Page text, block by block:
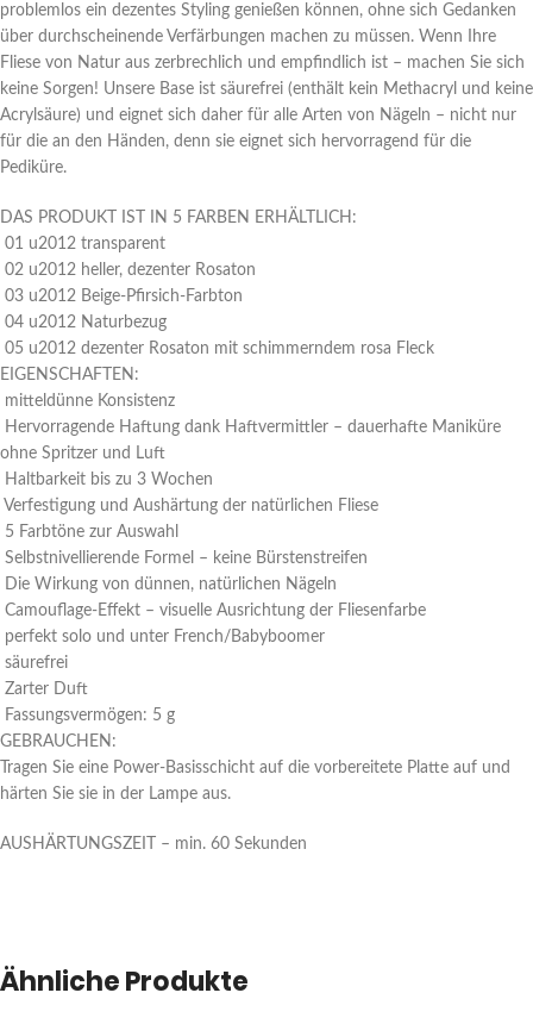
problemlos ein dezentes Styling genießen können, ohne sich Gedanken
über durchscheinende Verfärbungen machen zu müssen. Wenn Ihre
Fliese von Natur aus zerbrechlich und empfindlich ist – machen Sie sich
keine Sorgen! Unsere Base ist säurefrei (enthält kein Methacryl und keine
Acrylsäure) und eignet sich daher für alle Arten von Nägeln – nicht nur
für die an den Händen, denn sie eignet sich hervorragend für die
Pediküre.
DAS PRODUKT IST IN 5 FARBEN ERHÄLTLICH:
01 u2012 transparent
02 u2012 heller, dezenter Rosaton
03 u2012 Beige-Pfirsich-Farbton
04 u2012 Naturbezug
05 u2012 dezenter Rosaton mit schimmerndem rosa Fleck
EIGENSCHAFTEN:
mitteldünne Konsistenz
Hervorragende Haftung dank Haftvermittler – dauerhafte Maniküre
ohne Spritzer und Luft
Haltbarkeit bis zu 3 Wochen
Verfestigung und Aushärtung der natürlichen Fliese
5 Farbtöne zur Auswahl
Selbstnivellierende Formel – keine Bürstenstreifen
Die Wirkung von dünnen, natürlichen Nägeln
Camouflage-Effekt – visuelle Ausrichtung der Fliesenfarbe
perfekt solo und unter French/Babyboomer
säurefrei
Zarter Duft
Fassungsvermögen: 5 g
GEBRAUCHEN:
Tragen Sie eine Power-Basisschicht auf die vorbereitete Platte auf und
härten Sie sie in der Lampe aus.
AUSHÄRTUNGSZEIT – min. 60 Sekunden
Ähnliche Produkte